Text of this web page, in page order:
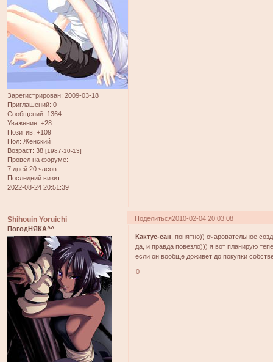
Зарегистрирован: 2009-03-18
Приглашений: 0
Сообщений: 1364
Уважение: +28
Позитив: +109
Пол: Женский
Возраст: 38 [1987-10-13]
Провел на форуме:
7 дней 20 часов
Последний визит:
2022-08-24 20:51:39
Поделиться2010-02-04 20:03:08
Shihouin Yoruichi
ПогодНЯКА^^
Кактус-сан , понятно)) очаровательное
да, и правда повезло))) я вот планирую
если он вообще доживет до покупки
0